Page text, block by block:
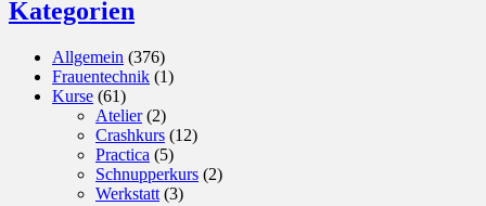
Kategorien
Allgemein (376)
Frauentechnik (1)
Kurse (61)
Atelier(2)
Crashkurs (12)
Practica (5)
Schnupperkurs (2)
Werkstatt (3)